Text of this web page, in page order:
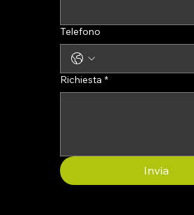
Telefono
Richiesta *
Invia